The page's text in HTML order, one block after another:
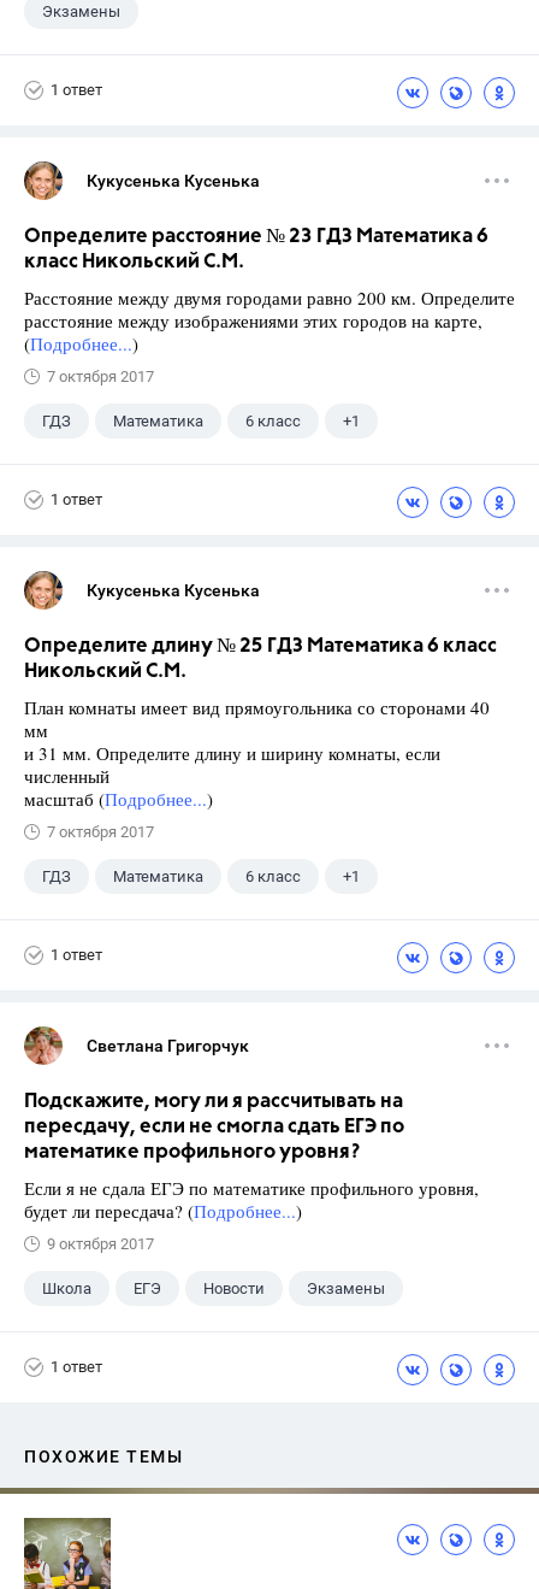
Экзамены
1 ответ
Кукусенька Кусенька
Определите расстояние № 23 ГДЗ Математика 6
класс Никольский С.М.
Расстояние между двумя городами равно 200 км. Определите
расстояние между изображениями этих городов на карте,
(Подробнее...)
7 октября 2017
ГДЗ Математика 6 класс +1
1 ответ
Кукусенька Кусенька
Определите длину № 25 ГДЗ Математика 6 класс
Никольский С.М.
План комнаты имеет вид прямоугольника со сторонами 40
мм
и 31 мм. Определите длину и ширину комнаты, если
численный
масштаб (Подробнее...)
7 октября 2017
ГДЗ Математика 6 класс +1
1 ответ
Светлана Григорчук
Подскажите, могу ли я рассчитывать на
пересдачу, если не смогла сдать ЕГЭ по
математике профильного уровня?
Если я не сдала ЕГЭ по математике профильного уровня,
будет ли пересдача? (Подробнее...)
9 октября 2017
Школа ЕГЭ Новости Экзамены
1 ответ
ПОХОЖИЕ ТЕМЫ